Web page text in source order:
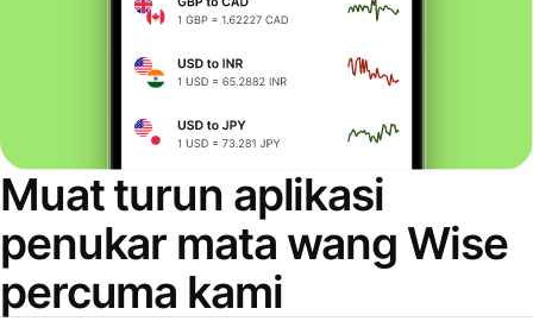
Muat turun aplikasi
penukar mata wang Wise
percuma kami